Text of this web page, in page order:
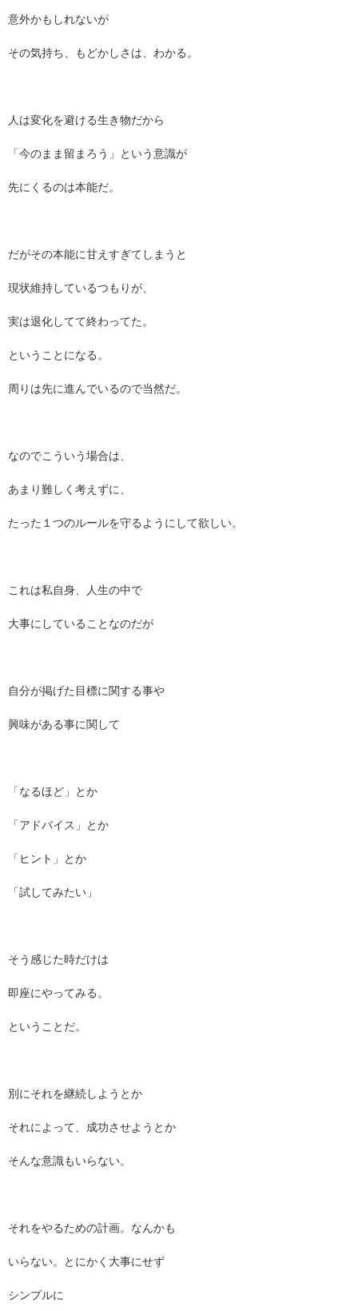
意外かもしれないが
その気持ち、もどかしさは、わかる。
人は変化を避ける生き物だから
「今のまま留まろう」という意識が
先にくるのは本能だ。
だがその本能に甘えすぎてしまうと
現状維持しているつもりが、
実は退化してて終わってた。
ということになる。
周りは先に進んでいるので当然だ。
なのでこういう場合は、
あまり難しく考えずに、
たった１つのルールを守るようにして欲しい。
これは私自身、人生の中で
大事にしていることなのだが
自分が掲げた目標に関する事や
興味がある事に関して
「なるほど」とか
「アドバイス」とか
「ヒント」とか
「試してみたい」
そう感じた時だけは
即座にやってみる。
ということだ。
別にそれを継続しようとか
それによって、成功させようとか
そんな意識もいらない。
それをやるための計画。なんかも
いらない。とにかく大事にせず
シンプルに